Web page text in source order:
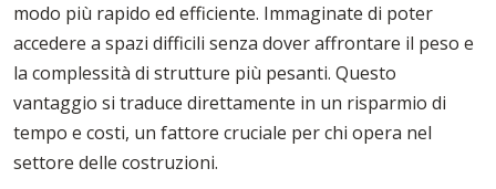
modo più rapido ed efficiente. Immaginate di poter
accedere a spazi difficili senza dover affrontare il peso e
la complessità di strutture più pesanti. Questo
vantaggio si traduce direttamente in un risparmio di
tempo e costi, un fattore cruciale per chi opera nel
settore delle costruzioni.